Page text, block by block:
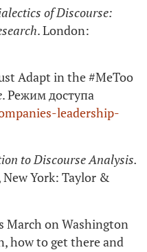
of Discourse:
. London:
Adapt in the #MeToo
. Режим доступа
leadership-
to Discourse Analysis.
New York: Taylor &
March on Washington
how to get there and